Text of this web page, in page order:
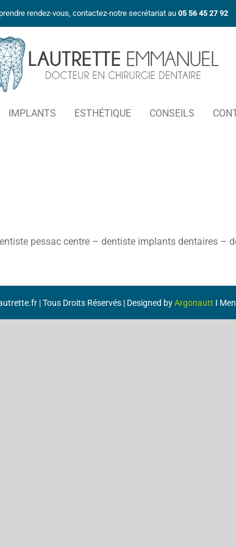
rendez-vous, contactez-notre secrétariat au 05 56 45 27 92
IMPLANTS ESTHÉTIQUE CONSEILS
pessac centre – dentiste implants dentaires –
| Tous Droits Réservés | Designed byArgonautt I